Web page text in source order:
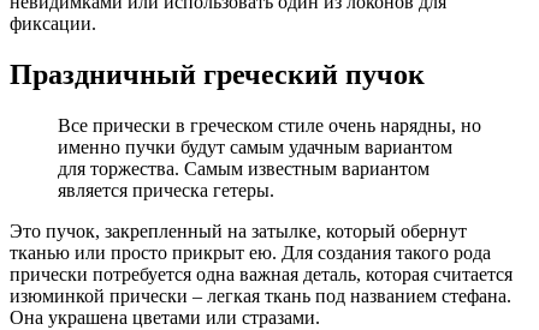
фиксации.
Праздничный греческий пучок
Все прически в греческом стиле очень нарядны, но
именно пучки будут самым удачным вариантом
для торжества. Самым известным вариантом
является прическа гетеры.
Это пучок, закрепленный на затылке, который обернут
тканью или просто прикрыт ею. Для создания такого рода
прически потребуется одна важная деталь, которая считается
изюминкой прически – легкая ткань под названием стефана.
Она украшена цветами или стразами.